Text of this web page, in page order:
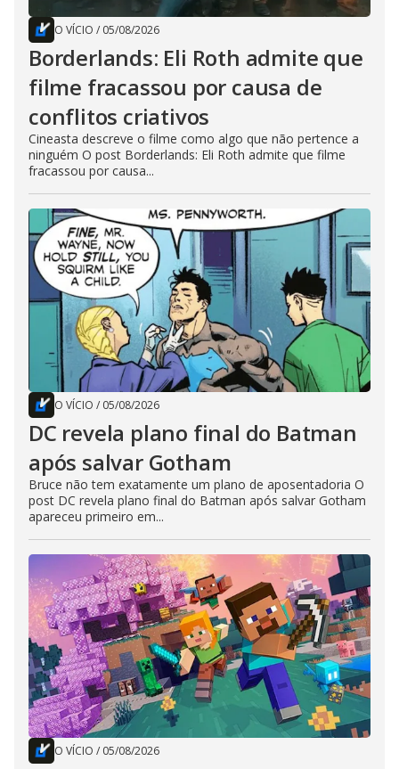
O VÍCIO / 05/08/2026
Borderlands: Eli Roth admite que
filme fracassou por causa de
conflitos criativos
Cineasta descreve o filme como algo que não pertence a
ninguém O post Borderlands: Eli Roth admite que filme
fracassou por causa...
O VÍCIO / 05/08/2026
DC revela plano final do Batman
após salvar Gotham
Bruce não tem exatamente um plano de aposentadoria O
post DC revela plano final do Batman após salvar Gotham
apareceu primeiro em...
O VÍCIO / 05/08/2026